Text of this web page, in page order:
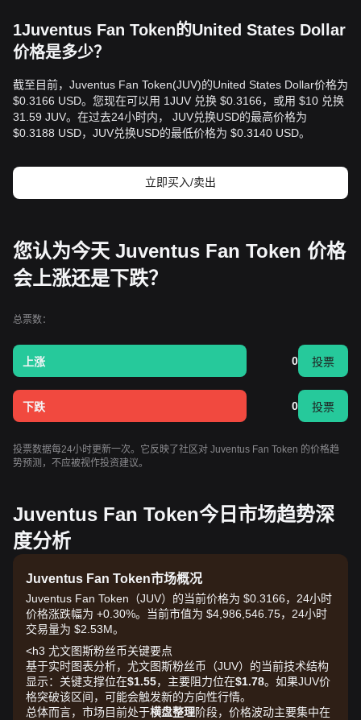
1Juventus Fan Token的United States Dollar
价格是多少？
截至目前，Juventus Fan Token(JUV)的United States Dollar价格为
$0.3166 USD。您现在可以用 1JUV 兑换 $0.3166，或用 $10 兑换
31.59 JUV。在过去24小时内， JUV兑换USD的最高价格为
$0.3188 USD，JUV兑换USD的最低价格为 $0.3140 USD。
立即买入/卖出
您认为今天 Juventus Fan Token 价格
会上涨还是下跌？
总票数：
上涨 0 投票
下跌 0 投票
投票数据每24小时更新一次。它反映了社区对 Juventus Fan Token 的价格趋
势预测，不应被视作投资建议。
Juventus Fan Token今日市场趋势深
度分析
Juventus Fan Token市场概况
Juventus Fan Token（JUV）的当前价格为 $0.3166，24小时
价格涨跌幅为 +0.30%。当前市值为 $4,986,546.75，24小时
交易量为 $2.53M。
<h3 尤文图斯粉丝币关键要点
基于实时图表分析，尤文图斯粉丝币（JUV）的当前技术结构
显示：关键支撑位在$1.55，主要阻力位在$1.78。如果JUV价
格突破该区间，可能会触发新的方向性行情。
总体而言，市场目前处于横盘整理阶段，价格波动主要集中在